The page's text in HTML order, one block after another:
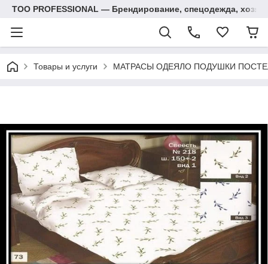
ТОО PROFESSIONAL — Брендирование, спецодежда,
Товары и услуги МАТРАСЫ ОДЕЯЛО ПОДУШКИ